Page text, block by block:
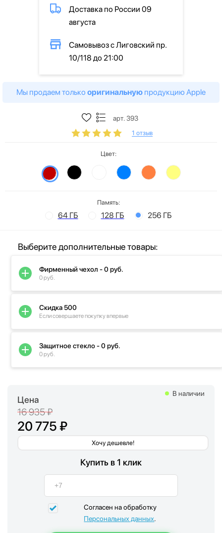
Доставка по России 09
августа
Самовывоз с Лиговский пр.
10/118 до 21:00
Мы продаем только оригинальную продукцию Apple
арт. 393
1 отзыв
Цвет:
Память:
64 ГБ 128 ГБ 256 ГБ
Цена
16 935 ₽
20 775 ₽
Хочу дешевле!
В наличии
Купить в 1 клик
Согласен на обработку
Персональных данных.
Выберите дополнительные товары:
Фирменный чехол - 0 руб.
0 руб.
Скидка 500
Если совершаете покупку впервые
Защитное стекло - 0 руб.
0 руб.